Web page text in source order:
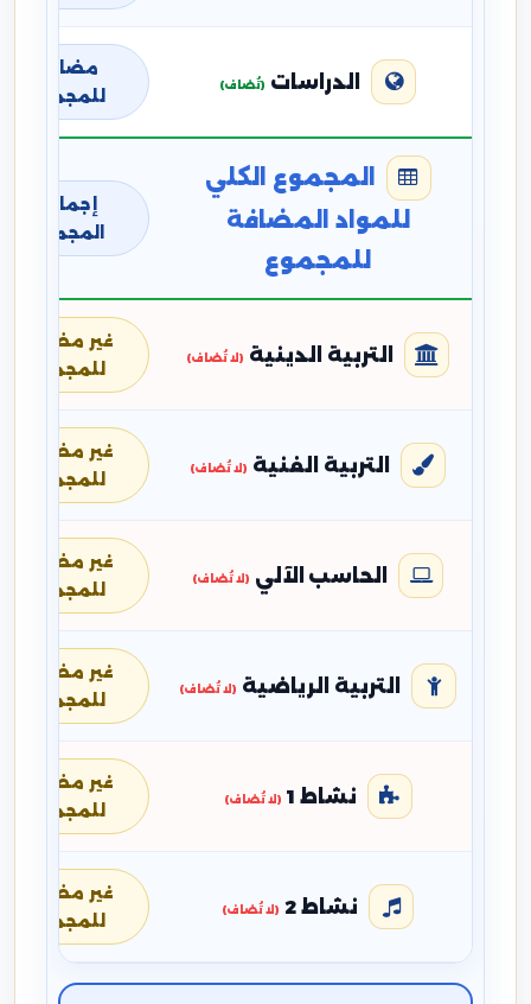
الدراسات (تُضاف)
مضافة
للمجموع
المجموع الكلي
للمواد المضافة
للمجموع
إجمالي
المجموع
التربية الدينية (لا تُضاف)
غير مضافة
للمجموع
التربية الفنية (لا تُضاف)
غير مضافة
للمجموع
الحاسب الآلي (لا تُضاف)
غير مضافة
للمجموع
التربية الرياضية (لا تُضاف)
غير مضافة
للمجموع
نشاط 1 (لا تُضاف)
غير مضافة
للمجموع
نشاط 2 (لا تُضاف)
غير مضافة
للمجموع